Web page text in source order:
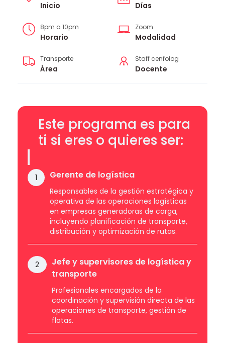
Inicio Días
8pm a 10pm
Horario
Zoom
Modalidad
Transporte
Área
Staff cenfolog
Docente
Este programa es para
ti si eres o quieres ser:
1 Gerente de logística
Responsables de la gestión estratégica y
operativa de las operaciones logísticas
en empresas generadoras de carga,
incluyendo planificación de transporte,
distribución y optimización de rutas.
2
Jefe y supervisores de logística y
transporte
Profesionales encargados de la
coordinación y supervisión directa de las
operaciones de transporte, gestión de
flotas.